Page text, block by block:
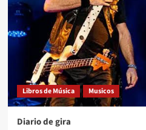
Libros de Música Musicos
Diario de gira